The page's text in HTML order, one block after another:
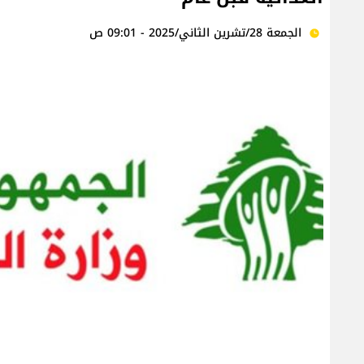
الجمعة 28/تشرين الثاني/2025 - 09:01 ص